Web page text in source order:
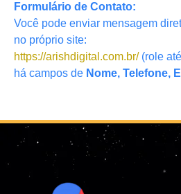
Formulário de Contato:
Você pode enviar mensagem
no próprio site:
https://arishdigital.com.br/(role
há campos de Nome, Telefone,